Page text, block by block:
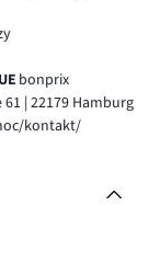
bonprix
| 22179 Hamburg
kontakt/